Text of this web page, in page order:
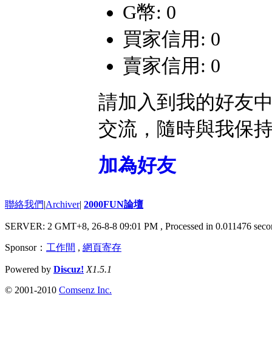
G幣: 0
買家信用: 0
賣家信用: 0
請加入到我的好友
交流，隨時與我保
加為好友
聯絡我們|Archiver| 2000FUN論壇
SERVER: 2 GMT+8, 26-8-8 09:01 PM , Processed in 0.011476
Sponsor： 工作間 , 網頁寄存
Powered by Discuz! X1.5.1
© 2001-2010 Comsenz Inc.